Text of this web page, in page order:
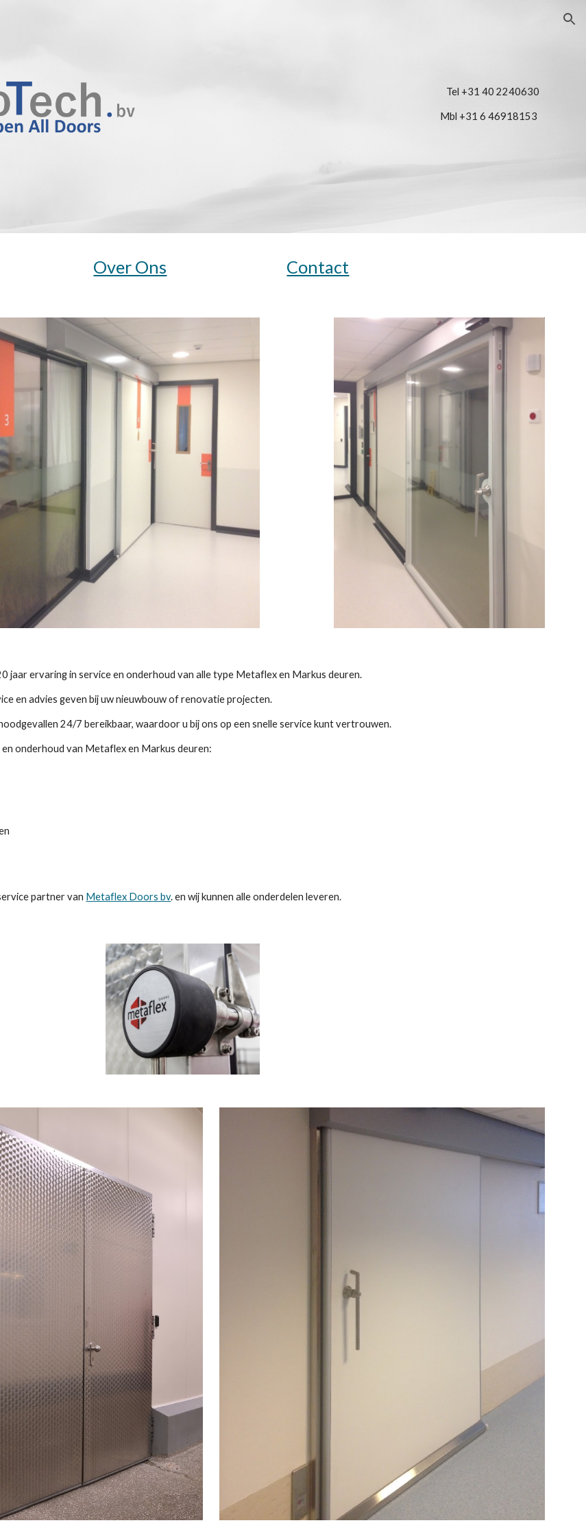
Tel +31 40 2240630
Mbl +31 6 46918153
Over Ons Contact
jaar ervaring in service en onderhoud van alle type Metaflex en Markus deuren.
en advies geven bij uw nieuwbouw of renovatie projecten.
24/7 bereikbaar, waardoor u bij ons op een snelle service kunt vertrouwen.
onderhoud van Metaflex en Markus deuren:
partner van Metaflex Doors bv. en wij kunnen alle onderdelen leveren.